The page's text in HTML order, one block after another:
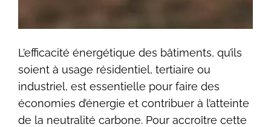
L’efficacité énergétique des bâtiments, qu’ils
soient à usage résidentiel, tertiaire ou
industriel, est essentielle pour faire des
économies d’énergie et contribuer à l’atteinte
de la neutralité carbone. Pour accroître cette